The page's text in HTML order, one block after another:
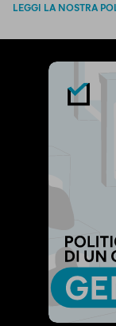
LEGGI LA NOSTRA